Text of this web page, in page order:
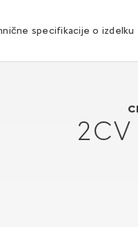
specifikacije o izdelku